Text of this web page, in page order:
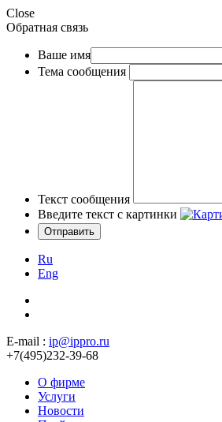
Close
Обратная связь
Ваше имя
Тема сообщения
Текст сообщения
Введите текст с картинки
Ru
Eng
E-mail : ip@ippro.ru
+7(495)232-39-68
О фирме
Услуги
Новости